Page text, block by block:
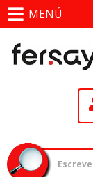
MENÚ